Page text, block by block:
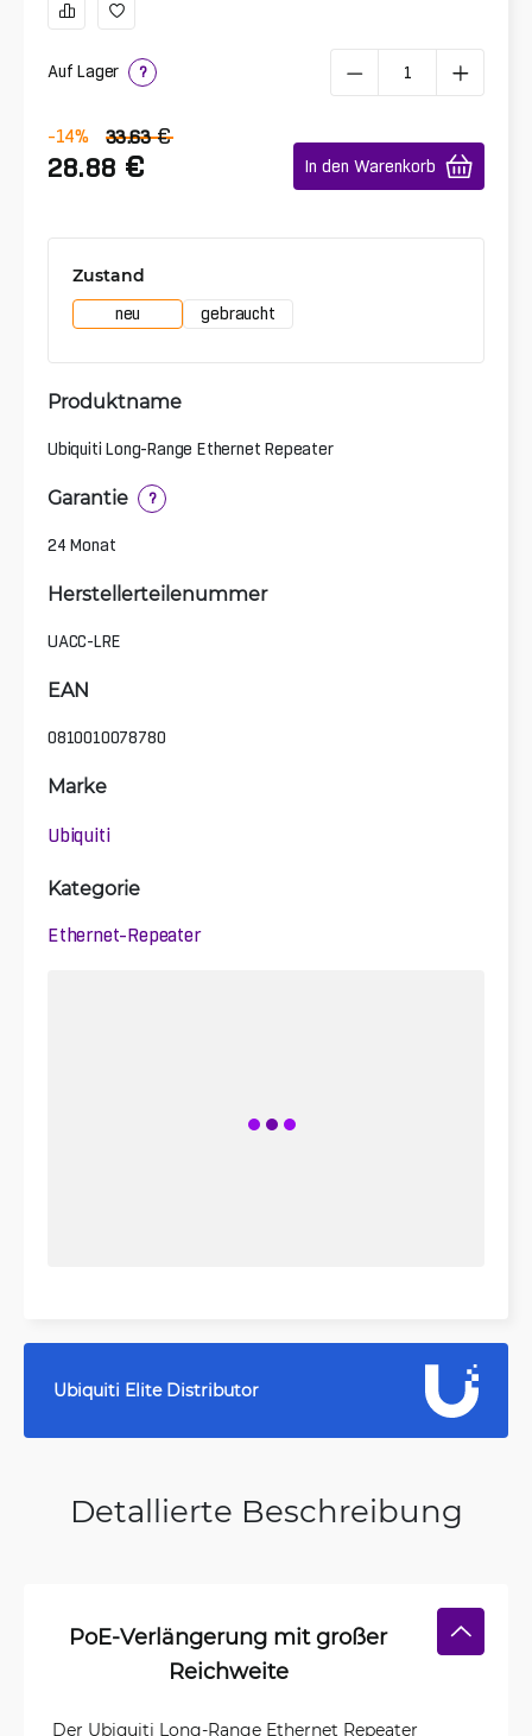
Auf Lager ?
-14% 33.63 €
28.88 € In den Warenkorb
Zustand
neu gebraucht
Produktname
Ubiquiti Long-Range Ethernet Repeater
Garantie ?
24 Monat
Herstellerteilenummer
UACC-LRE
EAN
0810010078780
Marke
Ubiquiti
Kategorie
Ethernet-Repeater
Ubiquiti Elite Distributor
Detallierte Beschreibung
PoE-Verlängerung mit großer
Reichweite
Der Ubiquiti Long-Range Ethernet Repeater